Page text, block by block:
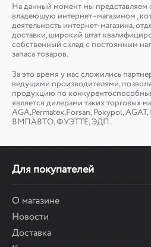
На данный момент мы
владеющую интернет–магазином ,
деятельность интернет-магазина,
доставки, широкий штат
собственный склад c постоянным
запаса товаров.
За это время у нас сложились
ведущими производителями,
продукцию по
является дилерами таких торговых
AGA,Permatex,Forsan, Poxypol,
ВМПАВТО, ФУЭТТЕ, ЭДП.
Для покупателей
О магазине
Новости
Доставка